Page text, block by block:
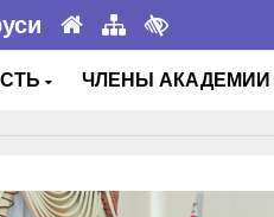
ЧЛЕНЫ